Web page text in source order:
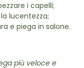
i capelli;
lucentezza;
e piega in salone.
più veloce e